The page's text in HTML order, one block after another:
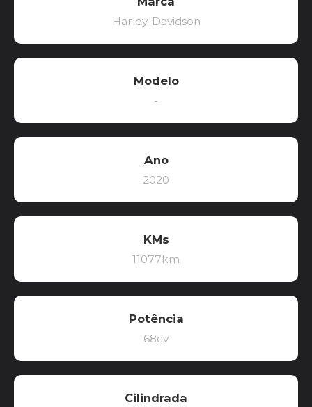
Harley-Davidson
Modelo
-
Ano
2020
KMs
11077km
Potência
68cv
Cilindrada